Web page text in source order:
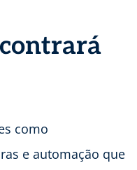
como
e automação que